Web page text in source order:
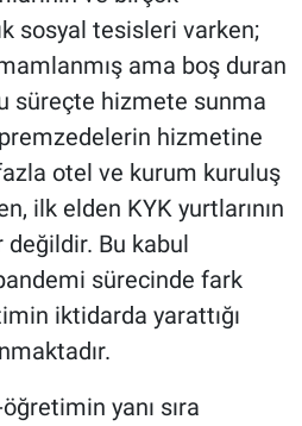
sosyal tesisleri varken;
ama boş duran
süreçte hizmete sunma
hizmetine
otel ve kurum kuruluş
ilk elden KYK yurtlarının
değildir. Bu kabul
sürecinde fark
iktidarda yarattığı
yanı sıra